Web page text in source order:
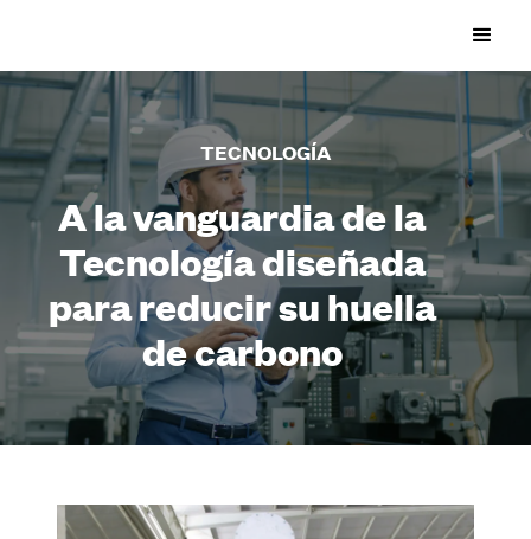
TECNOLOGÍA
A la vanguardia de la
Tecnología diseñada
para reducir su huella
de carbono